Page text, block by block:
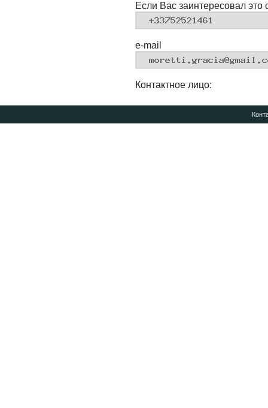
Если Вас заинтересовал это
e-mail
Контактное лицо: